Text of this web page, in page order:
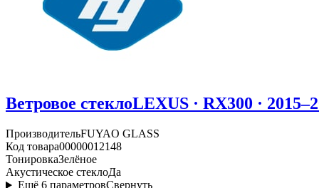
Ветровое стеклоLEXUS · RX300 ·
ПроизводительFUYAO GLASS
Код товара00000012148
ТонировкаЗелёное
Акустическое стеклоДа
Ещё 6 параметровСвернуть